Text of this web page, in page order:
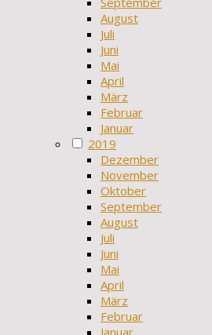
August
Juli
Juni
Mai
April
März
Februar
Januar
2019
Dezember
November
Oktober
September
August
Juli
Juni
Mai
April
März
Februar